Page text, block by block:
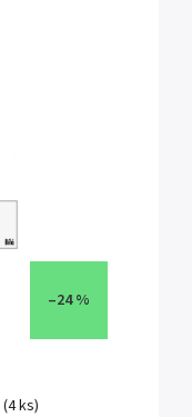
–24 %
(4 ks)